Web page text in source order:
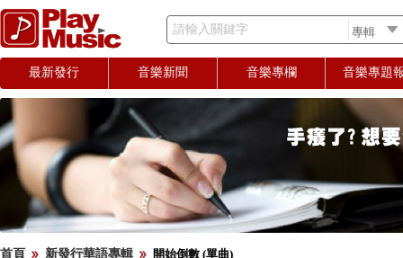
請輸入關鍵字
最新發行 音樂新聞 音樂專欄 音樂專題
首頁 新發行華語專輯 開始倒數 (單曲)